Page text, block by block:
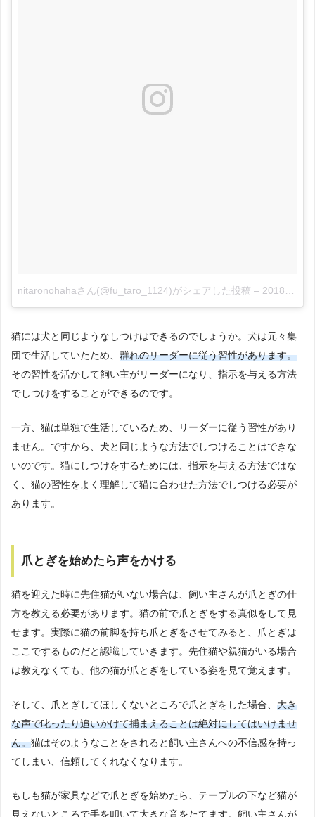
nitaronohahaさん(@fu_taro_1124)がシェアした投稿 – 2018年 2月月2日午後6時41分PST
猫には犬と同じようなしつけはできるのでしょうか。犬は元々集
団で生活していたため、 群れのリーダーに従う習性があります。
その習性を活かして飼い主がリーダーになり、指示を与える方法
でしつけをすることができるのです。
一方、猫は単独で生活しているため、リーダーに従う習性があり
ません。ですから、犬と同じような方法でしつけることはできな
いのです。猫にしつけをするためには、指示を与える方法ではな
く、猫の習性をよく理解して猫に合わせた方法でしつける必要が
あります。
爪とぎを始めたら声をかける
猫を迎えた時に先住猫がいない場合は、飼い主さんが爪とぎの仕
方を教える必要があります。猫の前で爪とぎをする真似をして見
せます。実際に猫の前脚を持ち爪とぎをさせてみると、爪とぎは
ここでするものだと認識していきます。先住猫や親猫がいる場合
は教えなくても、他の猫が爪とぎをしている姿を見て覚えます。
そして、爪とぎしてほしくないところで爪とぎをした場合、 大き
な声で叱ったり追いかけて捕まえることは絶対にしてはいけませ
ん。猫はそのようなことをされると飼い主さんへの不信感を持っ
てしまい、信頼してくれなくなります。
もしも猫が家具などで爪とぎを始めたら、テーブルの下など猫が
見えないところで手を叩いて大きな音をたてます。飼い主さんが